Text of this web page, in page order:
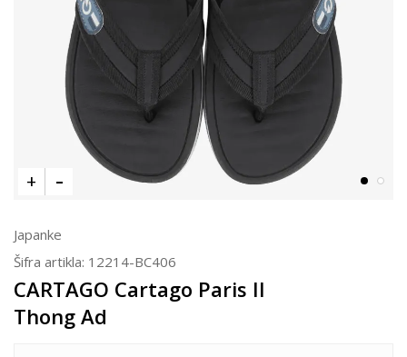
Japanke
Šifra artikla: 12214-BC406
CARTAGO Cartago Paris II
Thong Ad